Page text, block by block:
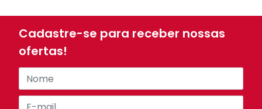
Cadastre-se para receber nossas
ofertas!